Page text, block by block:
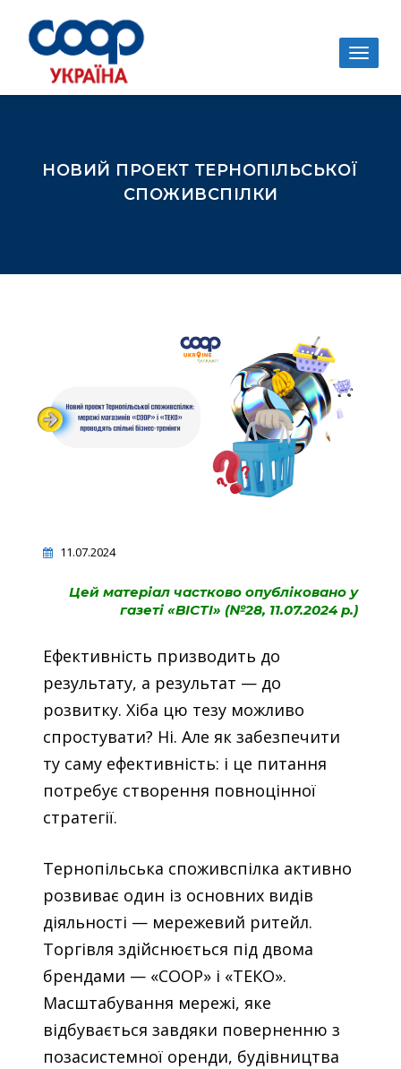
НОВИЙ ПРОЕКТ ТЕРНОПІЛЬСЬКОЇ
СПОЖИВСПІЛКИ
11.07.2024
Цей матеріал частково опубліковано у
газеті «ВІСТІ» (№28, 11.07.2024 р.)
Ефективність призводить до
результату, а результат — до
розвитку. Хіба цю тезу можливо
спростувати? Ні. Але як забезпечити
ту саму ефективність: і це питання
потребує створення повноцінної
стратегії.
Тернопільська споживспілка активно
розвиває один із основних видів
діяльності — мережевий ритейл.
Торгівля здійснюється під двома
брендами — «COOP» і «ТЕКО».
Масштабування мережі, яке
відбувається завдяки поверненню з
позасистемної оренди, будівництва